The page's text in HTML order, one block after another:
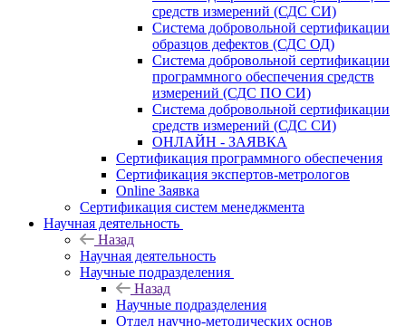
средств измерений (СДС СИ)
Система добровольной сертификации
образцов дефектов (СДС ОД)
Система добровольной сертификации
программного обеспечения средств
измерений (СДС ПО СИ)
Система добровольной сертификации
средств измерений (СДС СИ)
ОНЛАЙН - ЗАЯВКА
Сертификация программного обеспечения
Сертификация экспертов-метрологов
Online Заявка
Сертификация систем менеджмента
Научная деятельность
Назад
Научная деятельность
Научные подразделения
Назад
Научные подразделения
Отдел научно-методических основ